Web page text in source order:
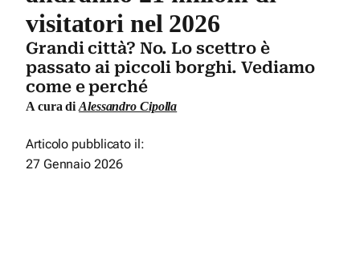
visitatori nel 2026
Grandi città? No. Lo scettro è
passato ai piccoli borghi. Vediamo
come e perché
A cura di Alessandro Cipolla
Articolo pubblicato il:
27 Gennaio 2026